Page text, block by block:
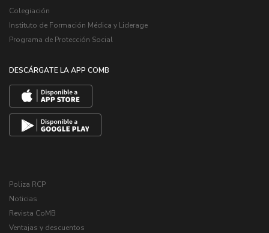
Colegiación
Instituto de Formación Médica y Liderage
Programa de Protección Social
DESCÁRGATE LA APP COMB
Poliza RCP
Noticias
Revista CoMB
Ventajas y descuentos